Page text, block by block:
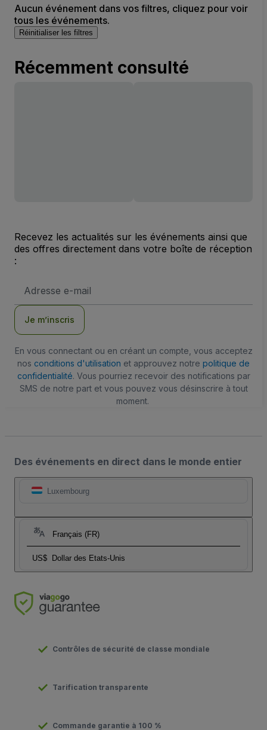
Aucun événement dans vos filtres, cliquez pour voir
tous les événements.
Réinitialiser les filtres
Récemment consulté
Recevez les actualités sur les événements ainsi que
des offres directement dans votre boîte de réception
:
e-
Je m’inscris
En vous connectant ou en créant un compte, vous acceptez
nos conditions d'utilisation et approuvez notre politique de
confidentialité. Vous pourriez recevoir des notifications par
SMS de notre part et vous pouvez vous désinscrire à tout
moment.
Des événements en direct dans le monde entier
Luxembourg
Français (FR)
US$ Dollar des Etats-Unis
Contrôles de sécurité de classe mondiale
Tarification transparente
Commande garantie à 100 %